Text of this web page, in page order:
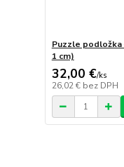
Puzzle podložka
1 cm)
32,00 €/ks
26,02 € bez DPH